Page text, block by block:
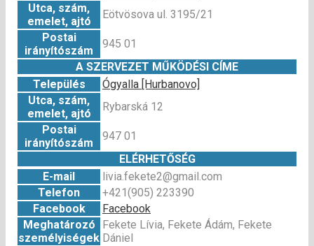
Utca, szám,
emelet, ajtó
Eötvösova ul. 3195/21
Postai
irányítószám
945 01
A SZERVEZET MŰKÖDÉSI CÍME
Település
Ógyalla [Hurbanovo]
Utca, szám,
emelet, ajtó
Rybarská 12
Postai
irányítószám
947 01
ELÉRHETŐSÉG
E-mail
livia.fekete2@gmail.com
Telefon
+421(905) 223390
Facebook
Facebook
Meghatározó
személyiségek
Fekete Lívia, Fekete Ádám, Fekete
Dániel